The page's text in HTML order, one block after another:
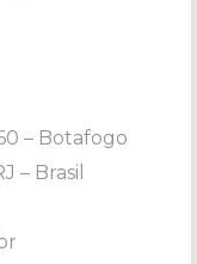
– Botafogo
– Brasil